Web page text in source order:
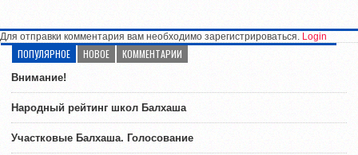
Для отправки комментария вам необходимо зарегистрироваться. Login
ПОПУЛЯРНОЕ НОВОЕ КОММЕНТАРИИ
Внимание!
Народный рейтинг школ Балхаша
Участковые Балхаша. Голосование